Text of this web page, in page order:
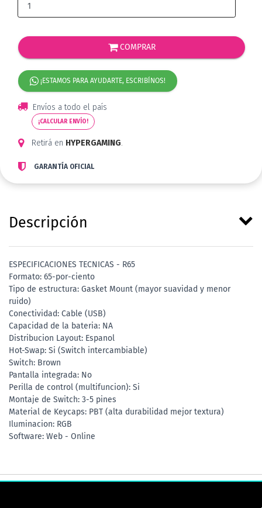
COMPRAR
¡ESTAMOS PARA AYUDARTE, ESCRIBÍNOS!
Envíos a todo el país
¡CALCULAR ENVÍO!
Retirá en HYPERGAMING.
GARANTÍA OFICIAL
Descripción
ESPECIFICACIONES TECNICAS - R65
Formato: 65-por-ciento
Tipo de estructura: Gasket Mount (mayor suavidad y menor
ruido)
Conectividad: Cable (USB)
Capacidad de la bateria: NA
Distribucion Layout: Espanol
Hot-Swap: Si (Switch intercambiable)
Switch: Brown
Pantalla integrada: No
Perilla de control (multifuncion): Si
Montaje de Switch: 3-5 pines
Material de Keycaps: PBT (alta durabilidad mejor textura)
Iluminacion: RGB
Software: Web - Online